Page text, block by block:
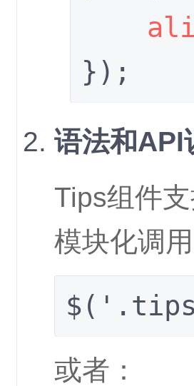
});
语法和API
Tips组件
模块化调
或者：